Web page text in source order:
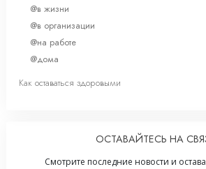
@в жизни
@в организации
@на работе
@дома
Как оставаться здоровыми
ОСТАВАЙТЕСЬ НА
Смотрите последние новости и